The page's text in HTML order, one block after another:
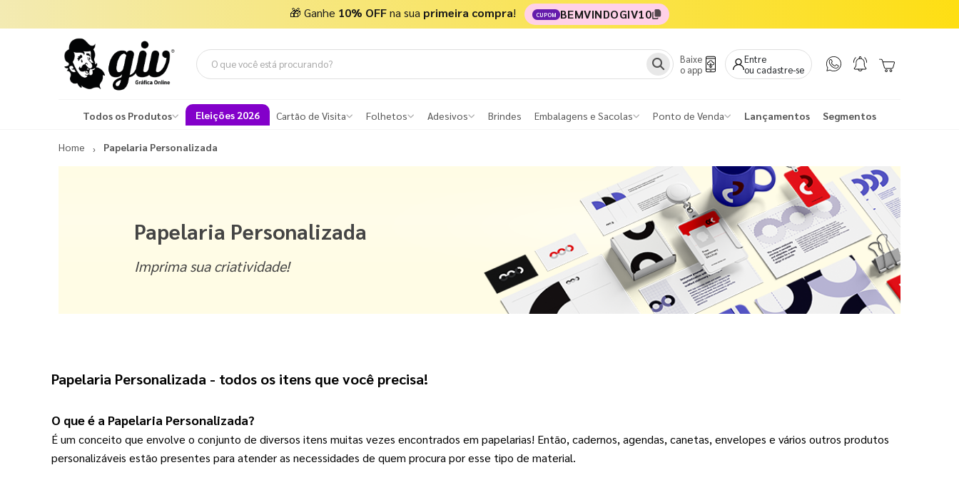
🎁 Ganhe 10% OFFna sua primeira compra! CUPOM BEMVINDOGIV10
Baixe
o app
Entre
ou cadastre-se
Todos os Produtos Eleições 2026 Cartão de Visita Folhetos Adesivos Brindes Embalagens e Sacolas Ponto de Venda Lançamentos Segmentos
Home Papelaria Personalizada
Papelaria Personalizada
Imprima sua criatividade!
Papelaria Personalizada - todos os itens que você precisa!
O que é a Papelaria Personalizada?
É um conceito que envolve o conjunto de diversos itens muitas vezes encontrados em papelarias! Então, cadernos, agendas, canetas, envelopes e vários outros produtos
personalizáveis estão presentes para atender as necessidades de quem procura por esse tipo de material.